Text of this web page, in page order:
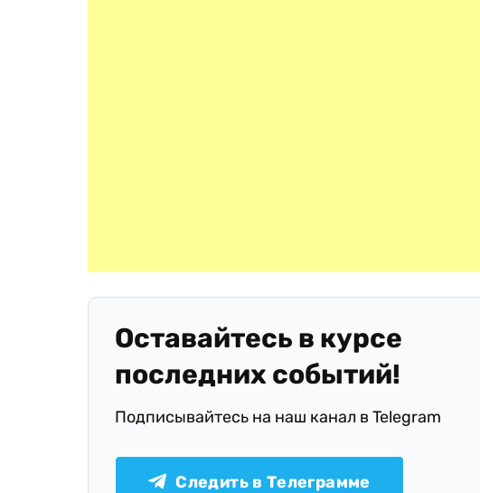
Оставайтесь в курсе
последних событий!
Подписывайтесь на наш канал в Telegram
Следить в Телеграмме